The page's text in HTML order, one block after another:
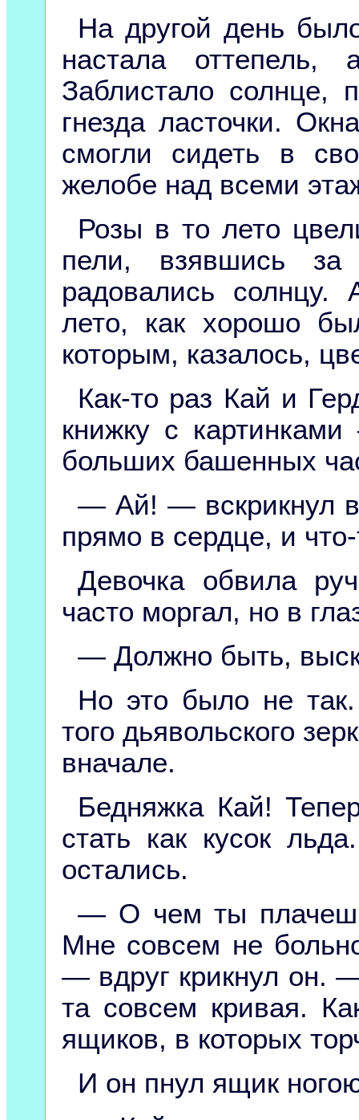
На другой день
настала
Заблистало солнце,
гнезда ласточки.
смогли сидеть в
желобе над всеми
Розы в то лето
пели, взявшись
радовались солнцу.
лето, как хорошо
которым, казалось,
Как-то раз Кай и
книжку с
больших башенных
— Ай! — вскрикнул
прямо в сердце, и
Девочка обвила
часто моргал, но в
— Должно быть,
Но это было не
того дьявольского
вначале.
Бедняжка Кай!
стать как кусок
остались.
— О чем ты
Мне совсем не
— вдруг крикнул он.
та совсем кривая.
ящиков, в которых
И он пнул ящик